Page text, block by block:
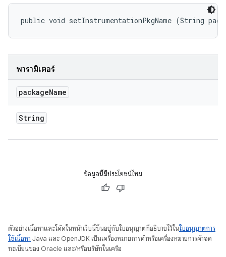
public void setInstrumentationPkgName (String
พารามิเตอร์
packageName
String
ข้อมูลนี้มีประโยชน์ไหม
ตัวอย่างเนื้อหาและโค้ดในหน้าเว็บนี้ขึ้นอยู่กับใบอนุญาตที่อธิบายไว้ในใบอนุญาตการ
ใช้เนื้อหา Java และ OpenJDK เป็นเครื่องหมายการค้าหรือเครื่องหมายการค้าจด
ทะเบียนของ Oracle และ/หรือบริษัทในเครือ